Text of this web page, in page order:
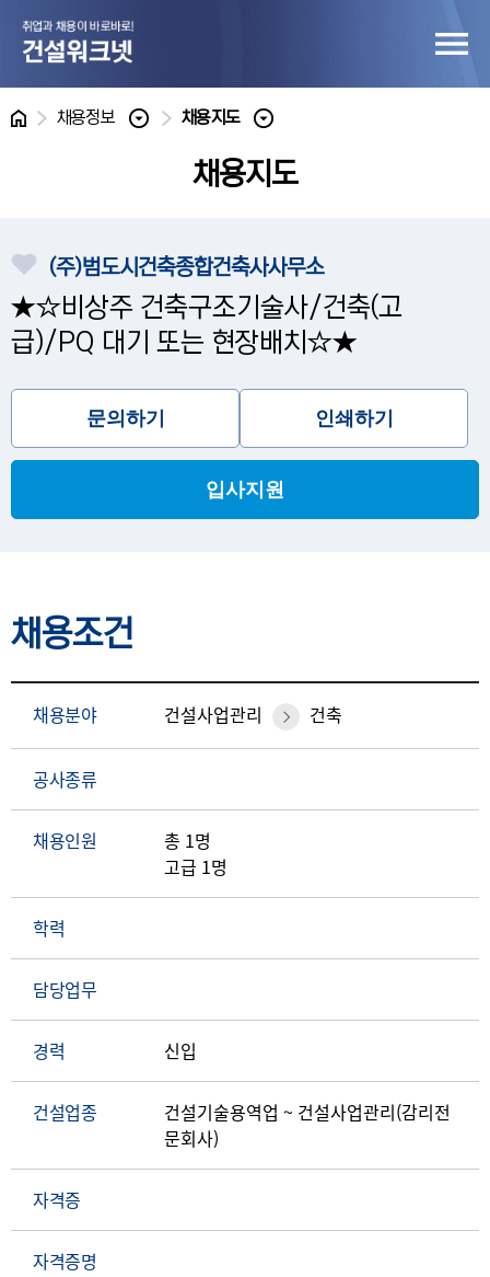
홈 채용정보 채용지도
채용지도
(주)범도시건축종합건축사사무소
★☆비상주 건축구조기술사/건축(고
급)/PQ 대기 또는 현장배치☆★
입사지원
문의하기 인쇄하기
채용조건
채용분야 건설사업관리 건축
공사종류
채용인원
총 1명
고급 1명
학력
담당업무
경력 신입
건설업종
건설기술용역업 ~ 건설사업관리(감리전
문회사)
자격증
자격증명